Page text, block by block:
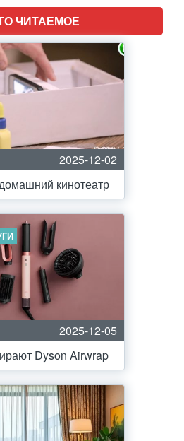
ЧИТАЕМОЕ
2025-12-02
кинотеатр
2025-12-05
Dyson Airwrap